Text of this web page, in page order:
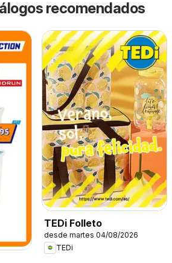
recomendados
TEDi Folleto
desde martes 04/08/2026
TEDi